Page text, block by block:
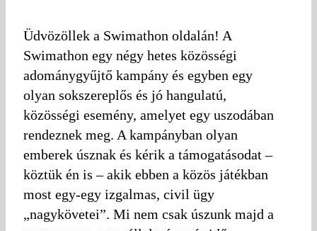
Üdvözöllek a Swimathon oldalán! A
Swimathon egy négy hetes közösségi
adománygyűjtő kampány és egyben egy
olyan sokszereplős és jó hangulatú,
közösségi esemény, amelyet egy uszodában
rendeznek meg. A kampányban olyan
emberek úsznak és kérik a támogatásodat –
köztük én is – akik ebben a közös játékban
most egy-egy izgalmas, civil ügy
„nagykövetei”. Mi nem csak úszunk majd a